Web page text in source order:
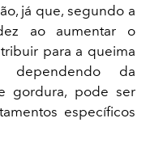
já que, segundo a
ao aumentar o
para a queima
da
gordura, pode ser
específicos